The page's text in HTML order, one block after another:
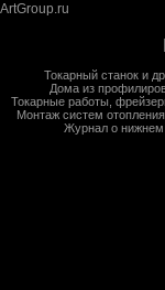
Токарный станок и
Дома из
Токарные работы
Монтаж систем отопления
Журнал о нижнем